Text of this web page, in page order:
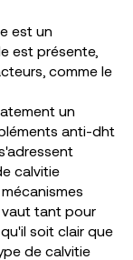
est un
est présente,
comme le
un
anti-dht
calvitie
vaut tant pour
soit clair que
de calvitie